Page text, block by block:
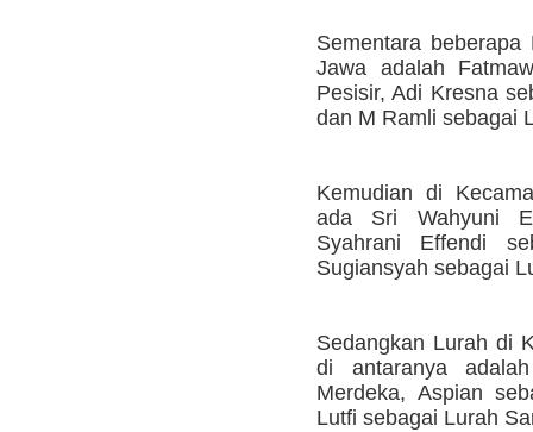
Sementara
Jawa adalah
Pesisir, Adi Kresna
dan M Ramli sebagai
Kemudian di
ada Sri Wahyuni
Syahrani Effendi
Sugiansyah sebagai
Sedangkan Lurah di
di antaranya
Merdeka, Aspian
Lutfi sebagai Lurah